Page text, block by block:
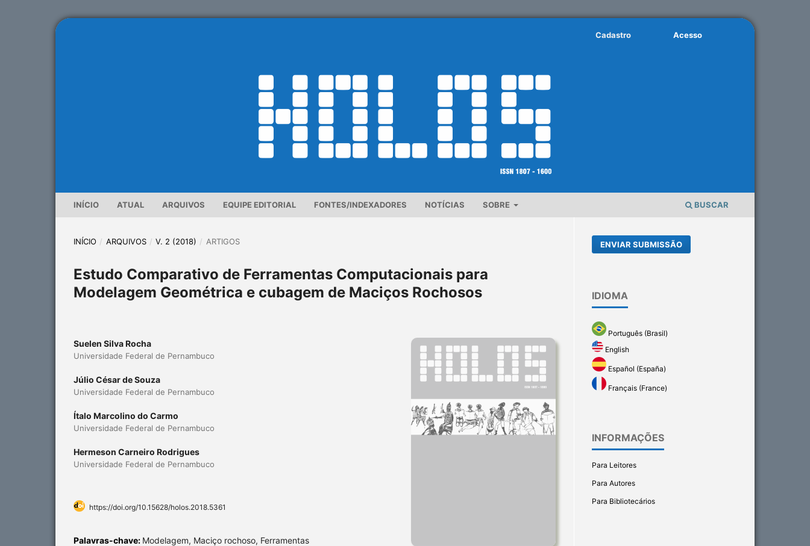
INÍCIO ATUAL ARQUIVOS EQUIPE EDITORIAL FONTES/INDEXADORES NOTÍCIAS SOBRE BUSCAR
Cadastro Acesso
INÍCIO / ARQUIVOS / V. 2 (2018) / ARTIGOS
Estudo Comparativo de Ferramentas Computacionais para
Modelagem Geométrica e cubagem de Maciços Rochosos
Suelen Silva Rocha
Universidade Federal de Pernambuco
Júlio César de Souza
Universidade Federal de Pernambuco
Ítalo Marcolino do Carmo
Universidade Federal de Pernambuco
Hermeson Carneiro Rodrigues
Universidade Federal de Pernambuco
https://doi.org/10.15628/holos.2018.5361
Palavras-chave: Modelagem, Maciço rochoso, Ferramentas
ENVIAR SUBMISSÃO
IDIOMA
Português (Brasil)
English
Español (España)
Français (France)
INFORMAÇÕES
Para Leitores
Para Autores
Para Bibliotecários